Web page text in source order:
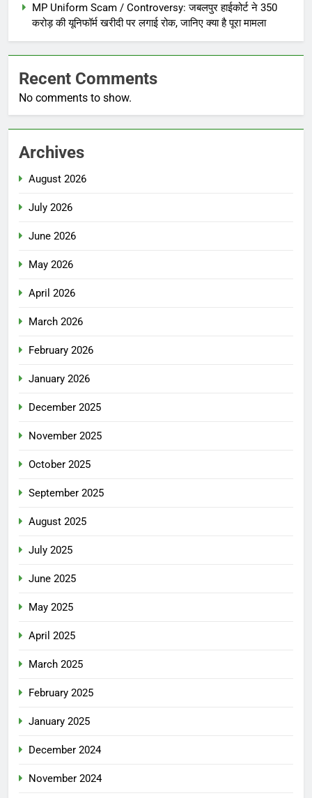
MP Uniform Scam / Controversy: जबलपुर हाईकोर्ट ने 350
करोड़ की यूनिफॉर्म खरीदी पर लगाई रोक, जानिए क्या है पूरा मामला
Recent Comments
No comments to show.
Archives
August 2026
July 2026
June 2026
May 2026
April 2026
March 2026
February 2026
January 2026
December 2025
November 2025
October 2025
September 2025
August 2025
July 2025
June 2025
May 2025
April 2025
March 2025
February 2025
January 2025
December 2024
November 2024